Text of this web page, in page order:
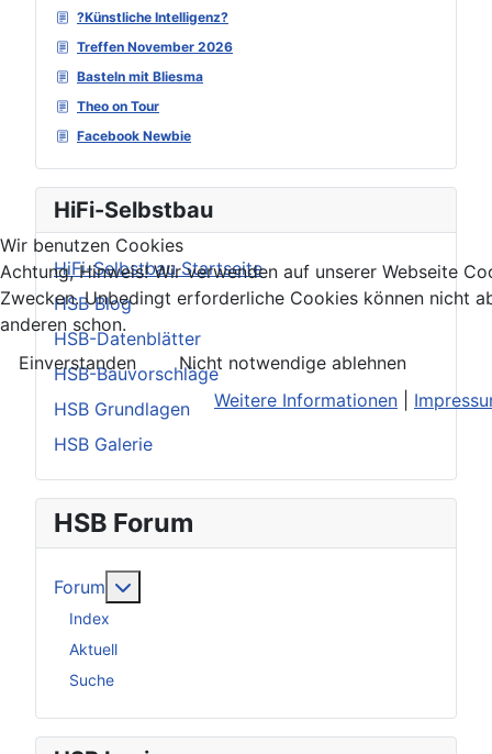
?Künstliche Intelligenz?
Treffen November 2026
Basteln mit Bliesma
Theo on Tour
Facebook Newbie
HiFi-Selbstbau
HiFi-Selbstbau Startseite
HSB Blog
HSB-Datenblätter
HSB-Bauvorschläge
HSB Grundlagen
HSB Galerie
HSB Forum
Forum
Index
Aktuell
Suche
Wir benutzen Cookies
Achtung, Hinweis! Wir verwenden auf unserer Webseite
Zwecken. Unbedingt erforderliche Cookies können nicht
anderen schon.
Einverstanden
Nicht notwendige ablehnen
Weitere Informationen